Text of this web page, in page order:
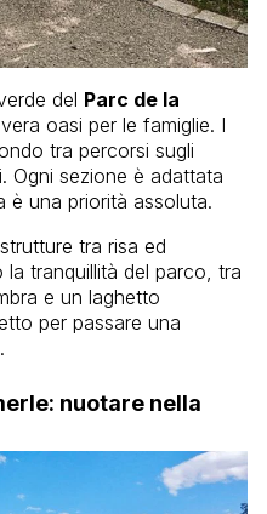
del Parc de la
oasi per le famiglie. I
tra percorsi sugli
Ogni sezione è adattata
è una priorità assoluta.
tra risa ed
tranquillità del parco, tra
e un laghetto
per passare una
nuotare nella